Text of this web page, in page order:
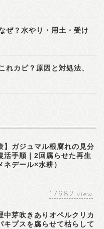
ぜ？水やり・用土・受け
カビ？原因と対処法、
】ガジュマル根腐れの見分
活手順｜2回腐らせた再生
ネデール×水耕）
17982 view
中芽吹きありオペルクリカ
キプスを腐らせて枯らして